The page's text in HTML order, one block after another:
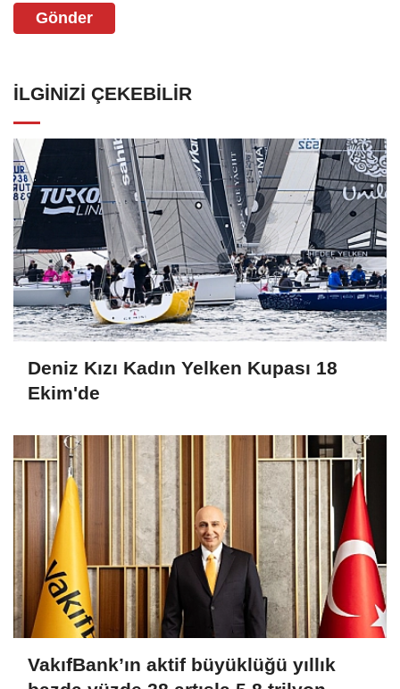
Gönder
İLGINIZI ÇEKEBILIR
Deniz Kızı Kadın Yelken Kupası 18
Ekim'de
VakıfBank’ın aktif büyüklüğü yıllık